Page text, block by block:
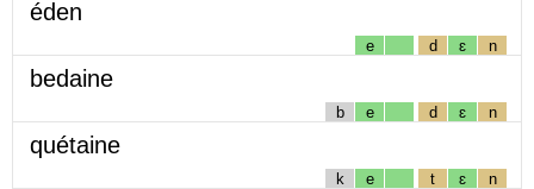
éden
e d ɛ n
bedaine
b e d ɛ n
quétaine
k e t ɛ n